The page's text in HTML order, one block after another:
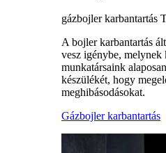
gázbojler karbantartás
A bojler karbantartás
vesz igénybe, melynek
munkatársaink
készülékét, hogy
meghibásodásokat.
Gázbojler karbantartás